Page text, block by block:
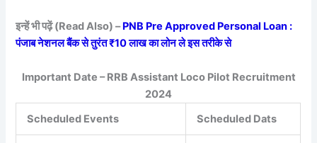
इन्हें भी पढ़ें (Read Also) –PNB Pre Approved Personal Loan :
पंजाब नेशनल बैंक से तुरंत ₹10 लाख का लोन ले इस तरीके से
Important Date – RRB Assistant Loco Pilot Recruitment
2024
Scheduled Events
Scheduled Dats